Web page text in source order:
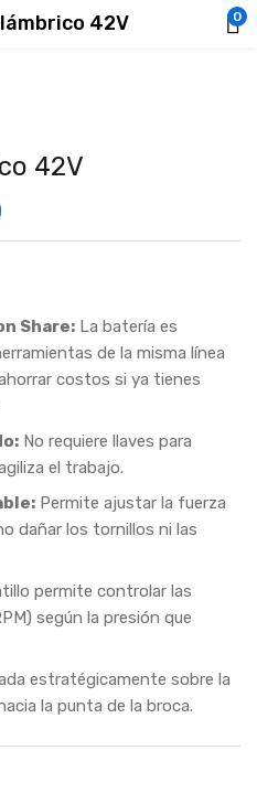
42V 0
42V
Share: La batería es
de la misma línea
costos si ya tienes
No requiere llaves para
el trabajo.
Permite ajustar la fuerza
dañar los tornillos ni las
permite controlar las
según la presión que
estratégicamente sobre la
la punta de la broca.